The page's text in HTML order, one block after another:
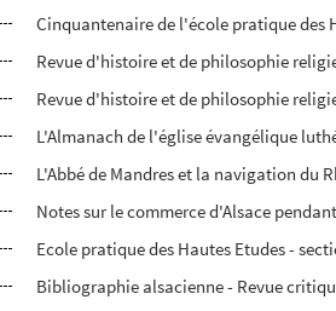
Cinquantenaire de l'école pratique des
Revue d'histoire et de philosophie
Revue d'histoire et de philosophie
L'Almanach de l'église évangélique
L'Abbé de Mandres et la navigation du
Notes sur le commerce d'Alsace
Ecole pratique des Hautes Etudes -
Bibliographie alsacienne - Revue